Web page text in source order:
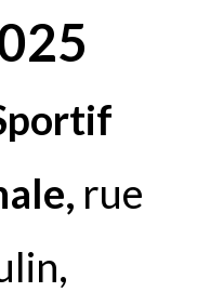
rue